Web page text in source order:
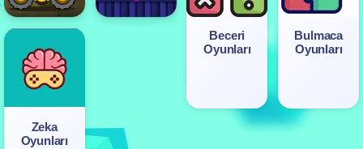
Beceri
Oyunları
Bulmaca
Oyunları
Zeka
Oyunları